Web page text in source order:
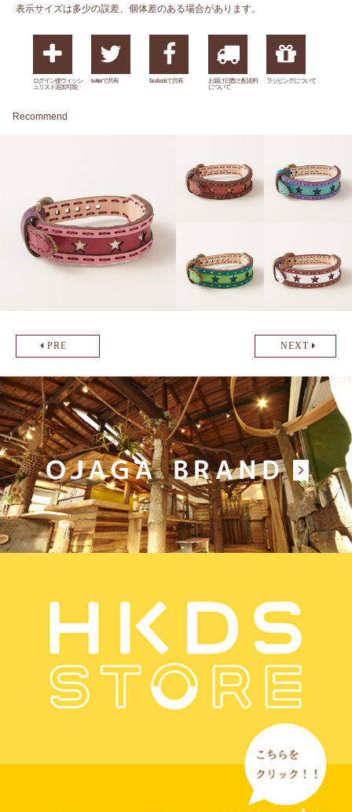
表示サイズは多少の誤差、個体差のある場合があります。
ログイン後ウィッシ
ュリスト追加可能
twitterで共有 facebookで共有
お届け日数と配送料
について
ラッピングについて
Recommend